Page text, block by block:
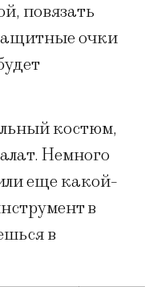
повязать
очки
костюм,
Немного
еще какой-
в
в